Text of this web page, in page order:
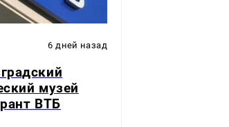
6 дней назад
музей
ВТБ